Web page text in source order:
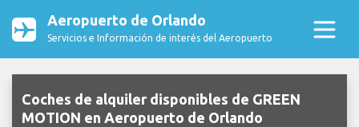
Aeropuerto de Orlando
Servicios e Información de interés del Aeropuerto
Coches de alquiler disponibles de GREEN
MOTION en Aeropuerto de Orlando